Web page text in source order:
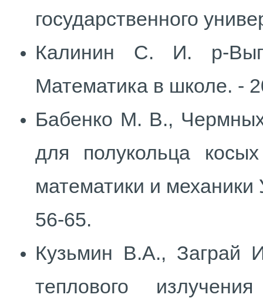
государственного
Калинин С. И. р-
Математика в школе. -
Бабенко М. В.,
для полукольца
математики и
56-65.
Кузьмин В.А., Заграй
теплового